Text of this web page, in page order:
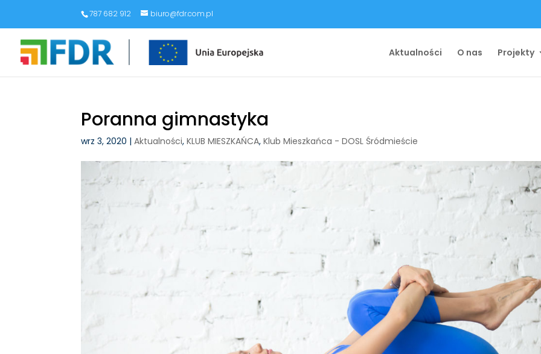
787 682 912 biuro@fdr.com.pl
Aktualności O nas Projekty
Poranna gimnastyka
wrz 3, 2020 |Aktualności,KLUB MIESZKAŃCA,Klub Mieszkańca - DOSL Śródmieście